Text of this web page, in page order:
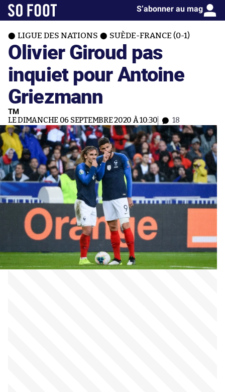
S’abonner au mag
LIGUE DES NATIONS SUÈDE-FRANCE (0-1)
Olivier Giroud pas
inquiet pour Antoine
Griezmann
TM
LE DIMANCHE 06 SEPTEMBRE 2020 À 10:30 18